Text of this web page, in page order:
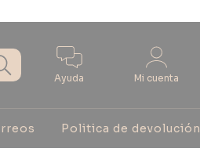
Ayuda Mi cuenta
Politica de devolución